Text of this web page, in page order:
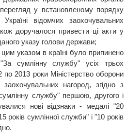
у встановленому порядку
відомчих заохочувальних
доручалося привести ці акти у
указу голови держави;
цим указом в країні було припинено
сумлінну службу" усіх трьох
по 2013 роки Міністерство оборони
нагород, згідно з
службу" першою, другого і
нові відзнаки - медалі "20
років сумлінної служби" і "10 років